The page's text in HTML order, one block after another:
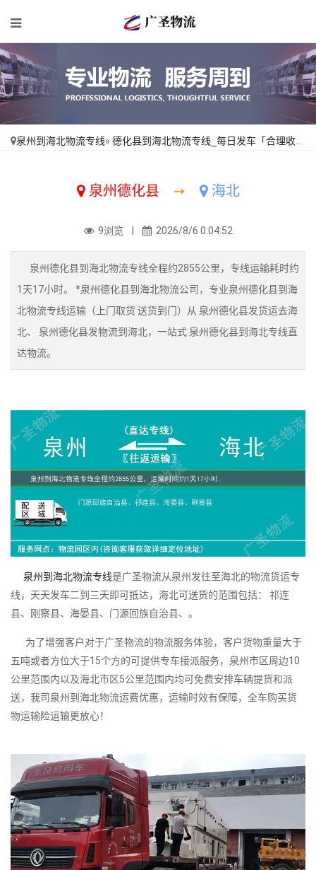
泉州到海北物流专线» 德化县到海北物流专线_每日发车「合理收费」
泉州德化县 ➙ 海北
9浏览 | 2026/8/6 0:04:52
泉州德化县到海北物流专线全程约2855公里，专线运输耗时约
1天17小时。 *泉州德化县到海北物流公司，专业泉州德化县到海
北物流专线运输（上门取货 送货到门）从 泉州德化县发货运去海
北、 泉州德化县发物流到海北，一站式 泉州德化县到海北专线直
达物流。
泉州到海北物流专线是广圣物流从泉州发往至海北的物流货运专
线，天天发车二到三天即可抵达，海北可送货的范围包括： 祁连
县、刚察县、海晏县、门源回族自治县、。
为了增强客户对于广圣物流的物流服务体验，客户货物重量大于
五吨或者方位大于15个方的可提供专车接派服务，泉州市区周边10
公里范围内以及海北市区5公里范围内均可免费安排车辆提货和派
送，我司泉州到海北物流运费优惠，运输时效有保障，全车购买货
物运输险运输更放心！